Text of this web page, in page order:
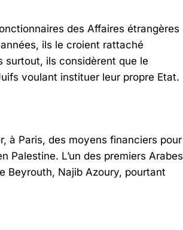
des Affaires étrangères
ils le croient rattaché
surtout, ils considèrent que le
voulant instituer leur propre Etat.
à Paris, des moyens financiers pour
Palestine. L’un des premiers Arabes
Beyrouth, Najib Azoury, pourtant